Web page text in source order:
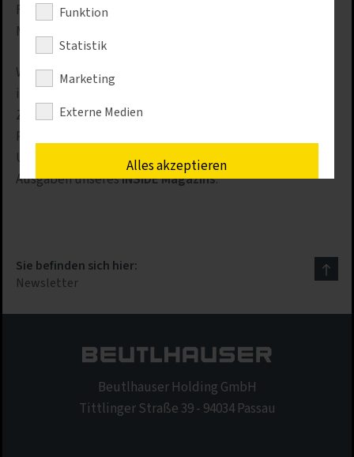
Flurförderzeuge, Kommunaltechnik, Service,
Mietlösungen, Gebrauchtmaschinen und Schulungen.
Wir teilen Referenzen aus der Praxis, berichten über
innovative Projekte und geben Einblicke in die digitale
Zukunft mit Smart Systems Technology und OneStop
Pro. Zudem informieren wir Sie über
Unternehmensentwicklungen und die neuesten
Ausgaben unseresINSIDE Magazins.
Sie befinden sich hier:
Newsletter
Beutlhauser Holding GmbH
Tittlinger Straße 39 - 94034 Passau
Funktion
Statistik
Marketing
Externe Medien
Alles akzeptieren